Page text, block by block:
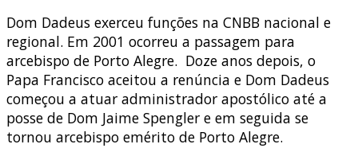
Dom Dadeus exerceu funções na CNBB nacional e
regional. Em 2001 ocorreu a passagem para
arcebispo de Porto Alegre. Doze anos depois, o
Papa Francisco aceitou a renúncia e Dom Dadeus
começou a atuar administrador apostólico até a
posse de Dom Jaime Spengler e em seguida se
tornou arcebispo emérito de Porto Alegre.